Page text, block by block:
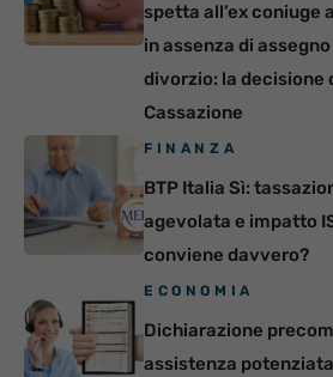
spetta all’ex coniuge
in assenza di assegno
divorzio: la decisione
Cassazione
FINANZA
BTP Italia Sì:
agevolata e impatto
conviene davvero?
ECONOMIA
Dichiarazione
assistenza